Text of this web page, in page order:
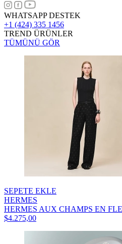
WHATSAPP DESTEK
+1 (424) 335 1456
TREND ÜRÜNLER
TÜMÜNÜ GÖR
SEPETE EKLE
HERMES
HERMES AUX CHAMPS EN
$4.275,00